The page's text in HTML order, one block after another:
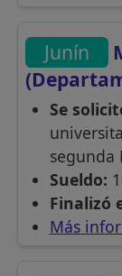
Junín
Se
segunda
Sueldo:
Finalizó
Más